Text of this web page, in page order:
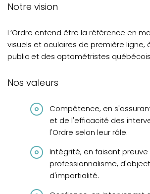
Notre vision
L’Ordre entend être la référence en
visuels et oculaires de première ligne,
public et des optométristes
Nos valeurs
Compétence, en
et de l'efficacité des
l'Ordre selon leur rôle.
Intégrité, en faisant preuve
professionnalisme,
d'impartialité.